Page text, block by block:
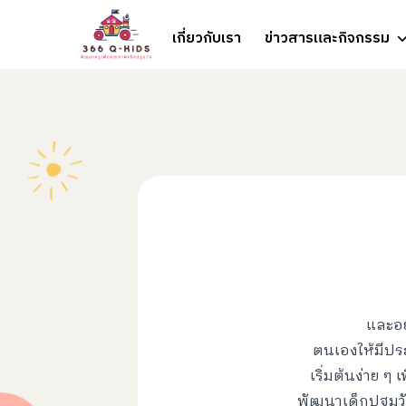
เกี่ยวกับเรา
ข่าวสารและกิจกรรม
และ
ตนเองให้มีป
เริ่มต้นง่าย ๆ